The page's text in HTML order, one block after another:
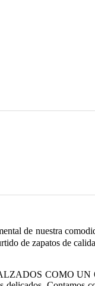
de nuestra
de zapatos de
COMO UN